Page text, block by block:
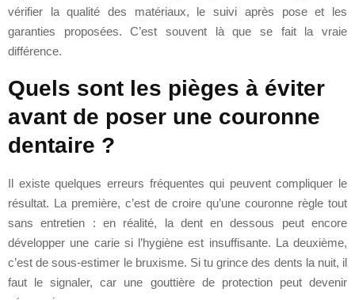
vérifier la qualité des matériaux, le suivi après pose et les
garanties proposées. C’est souvent là que se fait la vraie
différence.
Quels sont les pièges à éviter
avant de poser une couronne
dentaire ?
Il existe quelques erreurs fréquentes qui peuvent compliquer le
résultat. La première, c’est de croire qu’une couronne règle tout
sans entretien : en réalité, la dent en dessous peut encore
développer une carie si l’hygiène est insuffisante. La deuxième,
c’est de sous-estimer le bruxisme. Si tu grince des dents la nuit, il
faut le signaler, car une gouttière de protection peut devenir